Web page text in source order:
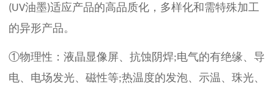
(UV油墨)适应产品的高品质化，多样化和需特殊加工
的异形产品。
①物理性：液晶显像屏、抗蚀阴焊;电气的有绝缘、导
电、电场发光、磁性等;热温度的发泡、示温、珠光、